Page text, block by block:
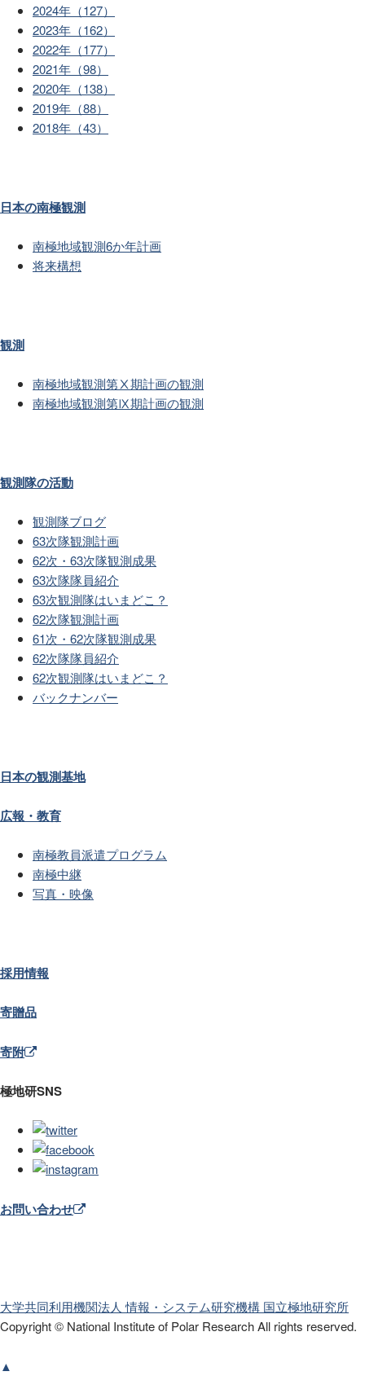
2024年（127）
2023年（162）
2022年（177）
2021年（98）
2020年（138）
2019年（88）
2018年（43）
日本の南極観測
南極地域観測6か年計画
将来構想
観測
南極地域観測第Ⅹ期計画の観測
南極地域観測第Ⅸ期計画の観測
観測隊の活動
観測隊ブログ
63次隊観測計画
62次・63次隊観測成果
63次隊隊員紹介
63次観測隊はいまどこ？
62次隊観測計画
61次・62次隊観測成果
62次隊隊員紹介
62次観測隊はいまどこ？
バックナンバー
日本の観測基地
広報・教育
南極教員派遣プログラム
南極中継
写真・映像
採用情報
寄贈品
寄附
極地研SNS
お問い合わせ
大学共同利用機関法人 情報・システム研究機構 国立極地研究所
Copyright © National Institute of Polar ResearchAll rights reserved.
▲